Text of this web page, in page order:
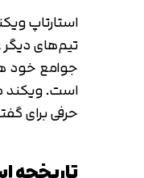
تیم‌های دیگر
جوامع خود
است. ویکند
حرفی برای